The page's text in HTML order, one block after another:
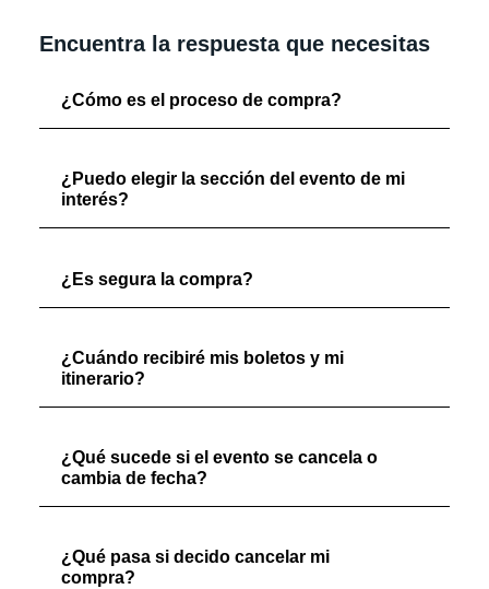
Encuentra la respuesta que necesitas
¿Cómo es el proceso de compra?
¿Puedo elegir la sección del evento de mi
interés?
¿Es segura la compra?
¿Cuándo recibiré mis boletos y mi
itinerario?
¿Qué sucede si el evento se cancela o
cambia de fecha?
¿Qué pasa si decido cancelar mi
compra?